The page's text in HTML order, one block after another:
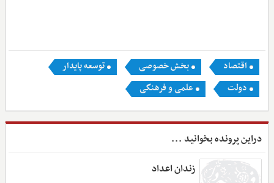
اقتصاد بخش خصوصی
توسعه پایدار
دولت
علمی و فرهنگی
دراین پرونده بخوانید ...
زندان اعداد